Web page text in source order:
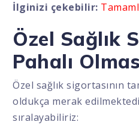
İlginizi çekebilir:
Özel Sağlık
Pahalı
Özel sağlık sigortasının
oldukça merak
sıralayabiliriz: